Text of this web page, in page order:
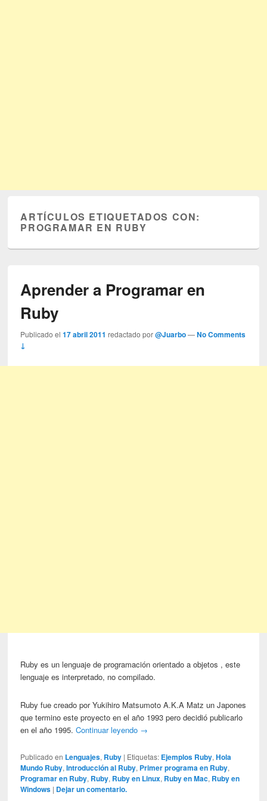
ARTÍCULOS ETIQUETADOS CON:
PROGRAMAR EN RUBY
Aprender a Programar en
Ruby
Publicado el17 abril 2011 redactado por@Juarbo —No Comments
↓
Ruby es un lenguaje de programación orientado a objetos , este
lenguaje es interpretado, no compilado.
Ruby fue creado por Yukihiro Matsumoto A.K.A Matz un Japones
que termino este proyecto en el año 1993 pero decidió publicarlo
en el año 1995.Continuar leyendo →
Publicado en Lenguajes, Ruby | Etiquetas: Ejemplos Ruby,Hola
Mundo Ruby,Introducción al Ruby, Primer programa en Ruby,
Programar en Ruby, Ruby, Ruby en Linux, Ruby en Mac, Ruby en
Windows | Dejar un comentario.